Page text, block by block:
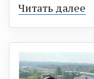
Читать далее